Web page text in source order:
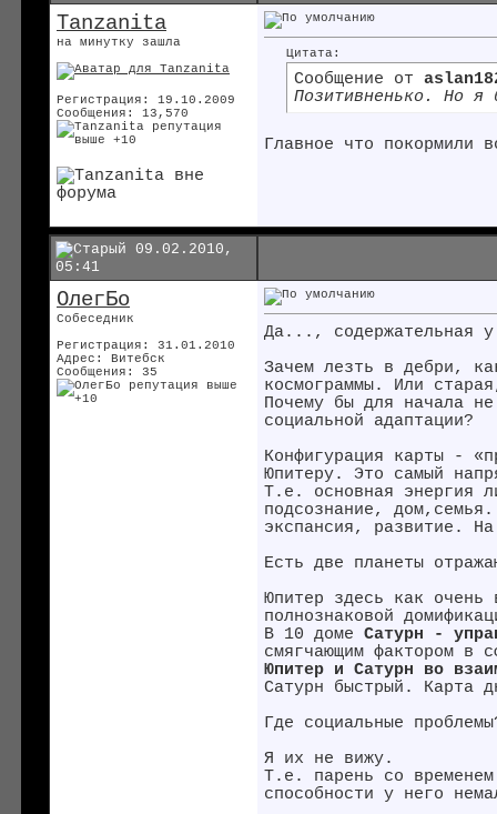
Tanzanita
на минутку зашла
Регистрация: 19.10.2009
Сообщения: 13,570
Цитата:
Сообщение от
Позитивненько. Но я
Главное что покормили
09.02.2010,
05:41
ОлегБо
Собеседник
Регистрация: 31.01.2010
Адрес: Витебск
Сообщения: 35
Да..., содержательная у
Зачем лезть в дебри,
космограммы. Или
Почему бы для начала
социальной адаптации?
Конфигурация карты -
Юпитеру. Это самый
Т.е. основная энергия
подсознание,
экспансия, развитие.
Есть две планеты
Юпитер здесь как очень
полнознаковой
В 10 доме Сатурн -
смягчающим фактором в
Юпитер и Сатурн во
Сатурн быстрый. Карта
Где социальные
Я их не вижу.
Т.е. парень со
способности у него